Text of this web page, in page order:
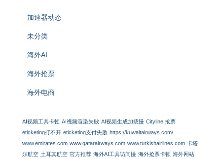
加速器动态
未分类
海外AI
海外抢票
海外电商
AI视频工具卡顿 AI视频渲染失败 AI视频生成加载慢 Cityline 抢票
eticketing打不开 eticketing支付失败 https://kuwaitairways.com/
www.emirates.com www.qatarairways.com www.turkishairlines.com 卡塔
尔航空 土耳其航空 官方推荐 海外AI工具访问慢 海外抢票卡顿 海外网站